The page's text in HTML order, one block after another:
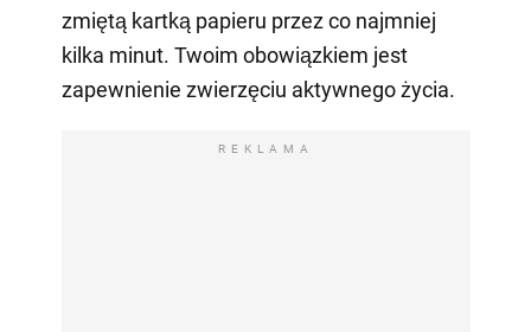
zmiętą kartką papieru przez co najmniej
kilka minut. Twoim obowiązkiem jest
zapewnienie zwierzęciu aktywnego życia.
REKLAMA